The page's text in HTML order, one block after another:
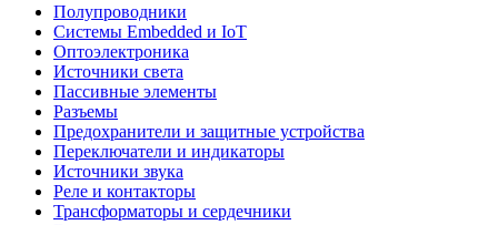
Полупроводники
Системы Embedded и IoT
Oптоэлектроника
Источники света
Пассивные элементы
Разъeмы
Предохранители и защитные устройства
Переключатели и индикаторы
Источники звука
Реле и контакторы
Трансформаторы и сердечники